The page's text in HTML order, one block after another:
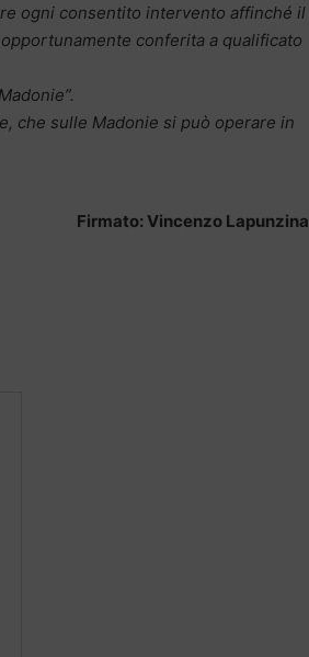
ogni consentito intervento affinché il
conferita a qualificato
che sulle Madonie si può operare in
Firmato: Vincenzo Lapunzina